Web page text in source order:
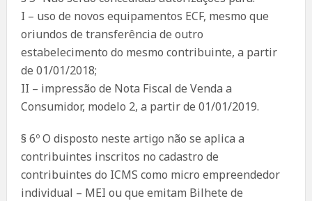
I – uso de novos equipamentos ECF, mesmo que
oriundos de transferência de outro
estabelecimento do mesmo contribuinte, a partir
de 01/01/2018;
II – impressão de Nota Fiscal de Venda a
Consumidor, modelo 2, a partir de 01/01/2019.
§ 6º O disposto neste artigo não se aplica a
contribuintes inscritos no cadastro de
contribuintes do ICMS como micro empreendedor
individual – MEI ou que emitam Bilhete de